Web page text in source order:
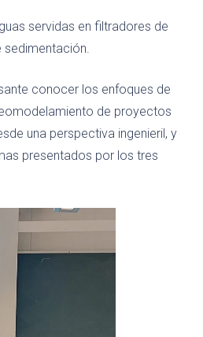
servidas en filtradores de
sedimentación.
conocer los enfoques de
de proyectos
una perspectiva ingenieril, y
presentados por los tres